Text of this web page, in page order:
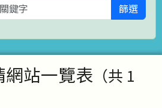
篩選
站一覽表 （共 1